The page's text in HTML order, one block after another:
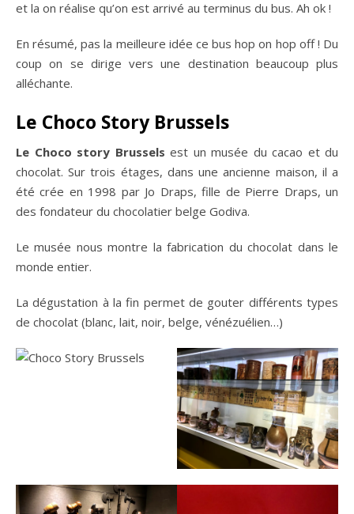
et la on réalise qu’on est arrivé au terminus du bus. Ah ok !
En résumé, pas la meilleure idée ce bus hop on hop off ! Du
coup on se dirige vers une destination beaucoup plus
alléchante.
Le Choco Story Brussels
Le Choco story Brussels est un musée du cacao et du
chocolat. Sur trois étages, dans une ancienne maison, il a
été crée en 1998 par Jo Draps, fille de Pierre Draps, un
des fondateur du chocolatier belge Godiva.
Le musée nous montre la fabrication du chocolat dans le
monde entier.
La dégustation à la fin permet de gouter différents types
de chocolat (blanc, lait, noir, belge, vénézuélien…)